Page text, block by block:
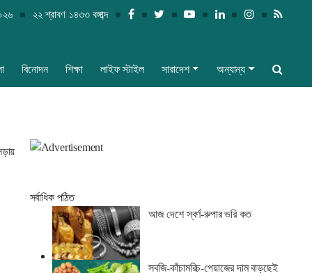
২২ শ্রাবণ ১৪৩৩ বঙ্গাব্দ
বিনোদন শিক্ষা লাইফ স্টাইল সারাদেশ অন্যান্য
সর্বাধিক পঠিত
আজ দেশে স্বর্ণ-রুপার ভরি কত
সবজি-কাঁচামরিচ-পেয়াজের দাম বাড়ছেই